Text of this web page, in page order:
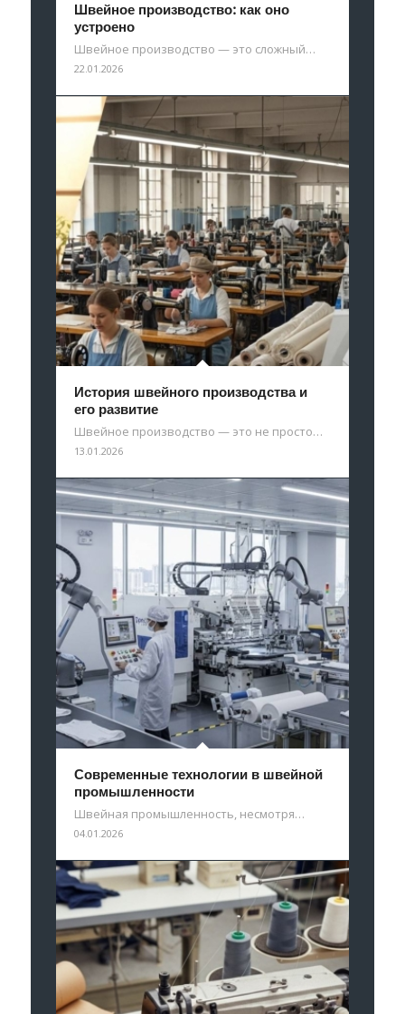
Швейное производство: как оно
устроено
Швейное производство — это сложный…
22.01.2026
История швейного производства и
его развитие
Швейное производство — это не просто…
13.01.2026
Современные технологии в швейной
промышленности
Швейная промышленность, несмотря…
04.01.2026